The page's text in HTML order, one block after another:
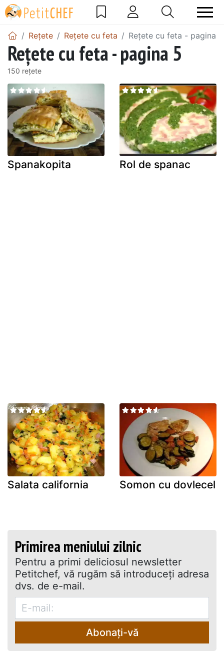
Rețete Rețete cu feta Rețete cu feta - pagina 5
Rețete cu feta - pagina 5
150 rețete
Spanakopita Rol de spanac
Salata california Somon cu dovlecel
Primirea meniului zilnic
Pentru a primi deliciosul newsletter
Petitchef, vă rugăm să introduceţi adresa
dvs. de e-mail.
Abonați-vă